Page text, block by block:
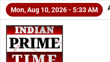
Mon, Aug 10, 2026 - 5:33 AM